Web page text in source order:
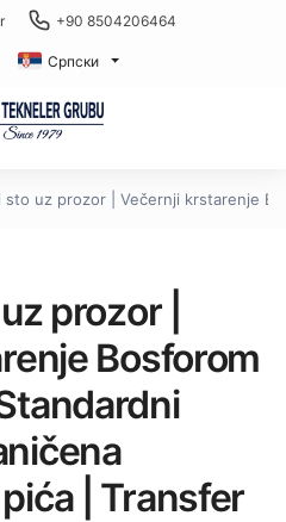
+90 8504206464
Српски
sto uz prozor | Večernji krstarenje
prozor |
Bosforom
| Transfer